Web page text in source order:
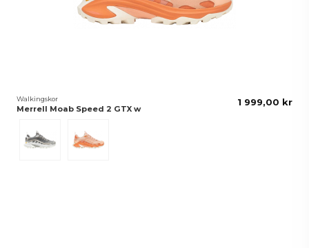
Walkingskor
Merrell Moab Speed 2 GTX w
1 999,00 kr